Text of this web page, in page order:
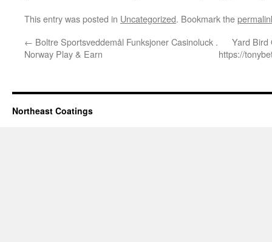
This entry was posted in Uncategorized. Bookmark the
← Boltre Sportsveddemål Funksjoner Casinoluck .
Norway Play & Earn
Yard Bird
https://
Northeast Coatings